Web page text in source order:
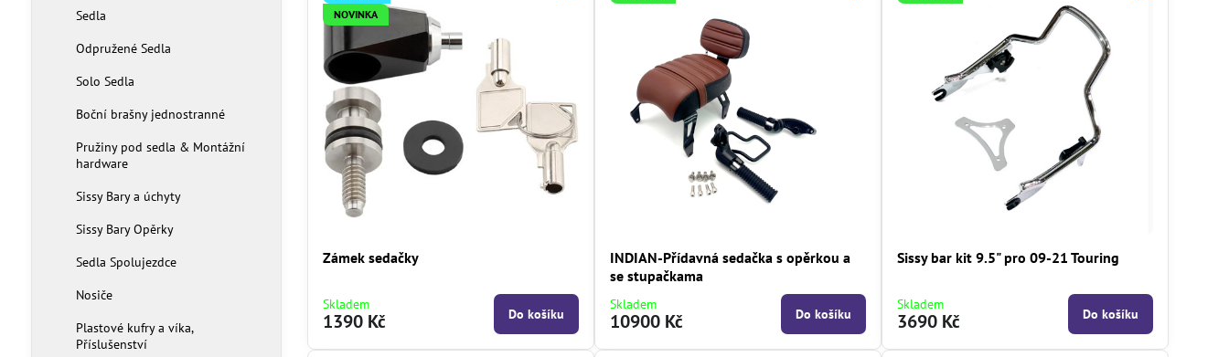
NOVINKA
Zámek sedačky
Skladem
1390 Kč Do košíku
INDIAN-Přídavná sedačka s opěrkou a
se stupačkama
Skladem
10900 Kč Do košíku
Sissy bar kit 9.5" pro 09-21 Touring
Skladem
3690 Kč Do košíku
Sedla
Odpružené Sedla
Solo Sedla
Boční brašny jednostranné
Pružiny pod sedla & Montážní
hardware
Sissy Bary a úchyty
Sissy Bary Opěrky
Sedla Spolujezdce
Nosiče
Plastové kufry a víka,
Příslušenství